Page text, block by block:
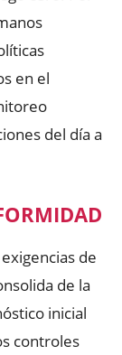
en el
del día a
de
de la
inicial
controles